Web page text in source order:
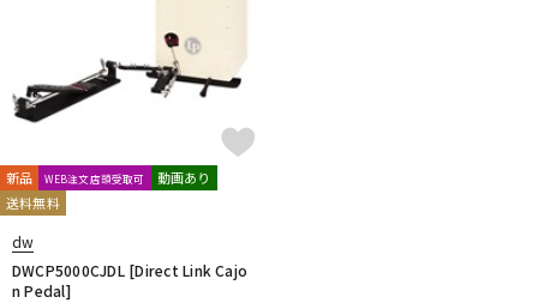
新品 WEB注文店頭受取可
動画あり
送料無料
dw
DWCP5000CJDL [Direct Link Cajo
n Pedal]